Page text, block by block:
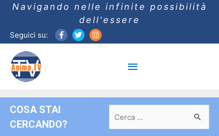
Navigando nelle infinite possibilità
dell'essere
Seguici su:
Menu
principale
COSA STAI
CERCANDO?
per: